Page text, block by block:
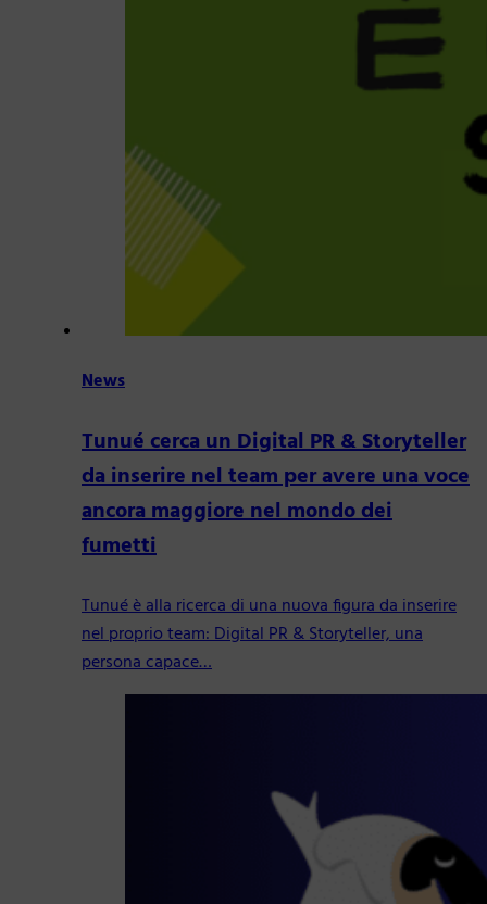
News
Tunué cerca un Digital PR & Storyteller
da inserire nel team per avere una voce
ancora maggiore nel mondo dei
fumetti
Tunué è alla ricerca di una nuova figura da inserire
nel proprio team: Digital PR & Storyteller, una
persona capace…